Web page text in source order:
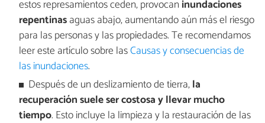
estos represamientos ceden, provocan inundaciones
repentinasaguas abajo, aumentando aún más el riesgo
para las personas y las propiedades. Te recomendamos
leer este artículo sobre lasCausas y consecuencias de
las inundaciones.
Después de un deslizamiento de tierra,la
recuperación suele ser costosa y llevar mucho
tiempo. Esto incluye la limpieza y la restauración de las